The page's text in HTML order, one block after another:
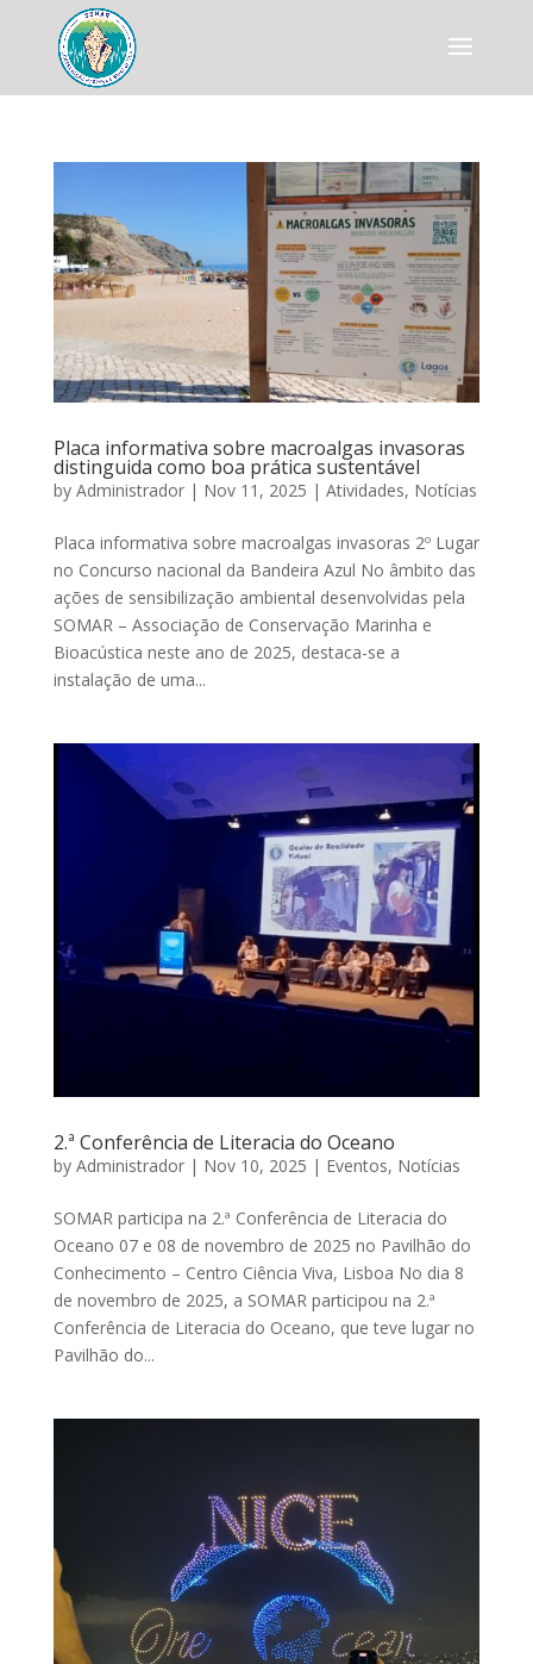
Placa informativa sobre macroalgas invasoras
distinguida como boa prática sustentável
by Administrador| Nov 11, 2025 | Atividades, Notícias
Placa informativa sobre macroalgas invasoras 2º Lugar
no Concurso nacional da Bandeira Azul No âmbito das
ações de sensibilização ambiental desenvolvidas pela
SOMAR – Associação de Conservação Marinha e
Bioacústica neste ano de 2025, destaca-se a
instalação de uma...
2.ª Conferência de Literacia do Oceano
by Administrador| Nov 10, 2025 | Eventos, Notícias
SOMAR participa na 2.ª Conferência de Literacia do
Oceano 07 e 08 de novembro de 2025 no Pavilhão do
Conhecimento – Centro Ciência Viva, Lisboa No dia 8
de novembro de 2025, a SOMAR participou na 2.ª
Conferência de Literacia do Oceano, que teve lugar no
Pavilhão do...